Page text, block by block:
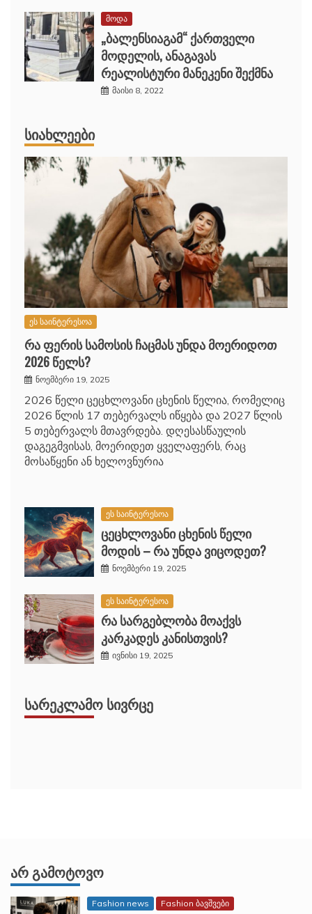
მოდა
„ბალენსიაგამ“ ქართველი
მოდელის, ანაგავას
რეალისტური მანეკენი შექმნა
მაისი 8, 2022
ᲡᲘᲐᲮᲚᲔᲔᲑᲘ
ეს საინტერესოა
რა ფერის სამოსის ჩაცმას უნდა მოერიდოთ
2026 წელს?
ნოემბერი 19, 2025
2026 წელი ცეცხლოვანი ცხენის წელია, რომელიც
2026 წლის 17 თებერვალს იწყება და 2027 წლის
5 თებერვალს მთავრდება. დღესასწაულის
დაგეგმვისას, მოერიდეთ ყველაფერს, რაც
მოსაწყენი ან ხელოვნურია
ეს საინტერესოა
ცეცხლოვანი ცხენის წელი
მოდის – რა უნდა ვიცოდეთ?
ნოემბერი 19, 2025
ეს საინტერესოა
რა სარგებლობა მოაქვს
კარკადეს კანისთვის?
ივნისი 19, 2025
ᲡᲐᲠᲔᲙᲚᲐᲛᲝ ᲡᲘᲕᲠᲪᲔ
ᲐᲠ ᲒᲐᲛᲝᲢᲝᲕᲝ
Fashion news Fashion ბავშვები